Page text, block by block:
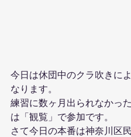
今日は休団中のクラ吹きに
なります。
練習に数ヶ月出られなかっ
は「観覧」で参加です。
さて今日の本番は神奈川区